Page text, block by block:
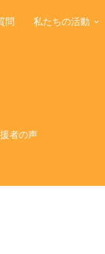
問 私たちの活動
者の声